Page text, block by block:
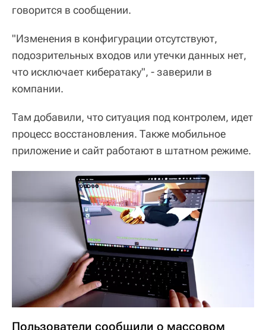
говорится в сообщении.
"Изменения в конфигурации отсутствуют,
подозрительных входов или утечки данных нет,
что исключает кибератаку", - заверили в
компании.
Там добавили, что ситуация под контролем, идет
процесс восстановления. Также мобильное
приложение и сайт работают в штатном режиме.
Пользователи сообщили о массовом